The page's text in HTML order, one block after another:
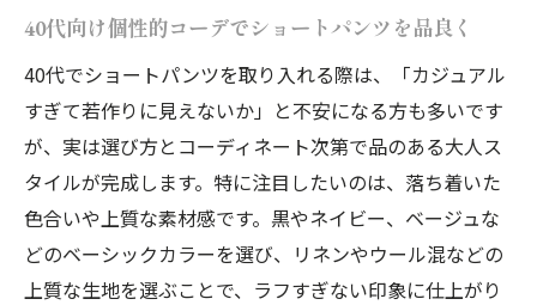
40代向け個性的コーデでショートパンツを品良く
40代でショートパンツを取り入れる際は、「カジュアル
すぎて若作りに見えないか」と不安になる方も多いです
が、実は選び方とコーディネート次第で品のある大人ス
タイルが完成します。特に注目したいのは、落ち着いた
色合いや上質な素材感です。黒やネイビー、ベージュな
どのベーシックカラーを選び、リネンやウール混などの
上質な生地を選ぶことで、ラフすぎない印象に仕上がり